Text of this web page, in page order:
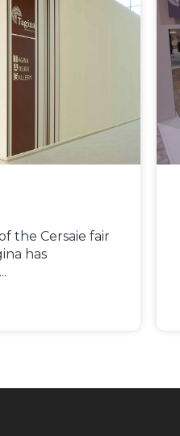
the Cersaie fair
has